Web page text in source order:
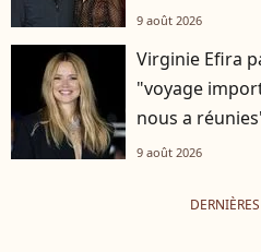
9 août 2026
Virginie Efira
"voyage
nous a
9 août 2026